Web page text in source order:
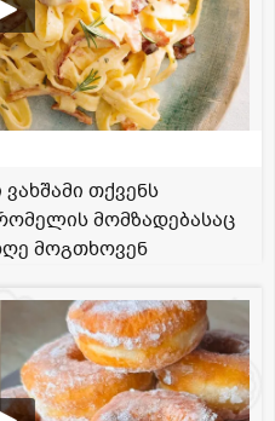
თქვენს
მომზადებასაც
მოგთხოვენ